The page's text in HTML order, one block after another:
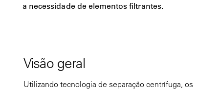
a necessidade de elementos filtrantes.
Visão geral
Utilizando tecnologia de separação centrífuga, os